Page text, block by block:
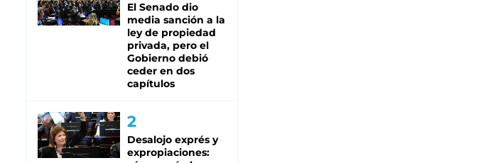
El Senado dio
media sanción a la
ley de propiedad
privada, pero el
Gobierno debió
ceder en dos
capítulos
Desalojo exprés y
expropiaciones: